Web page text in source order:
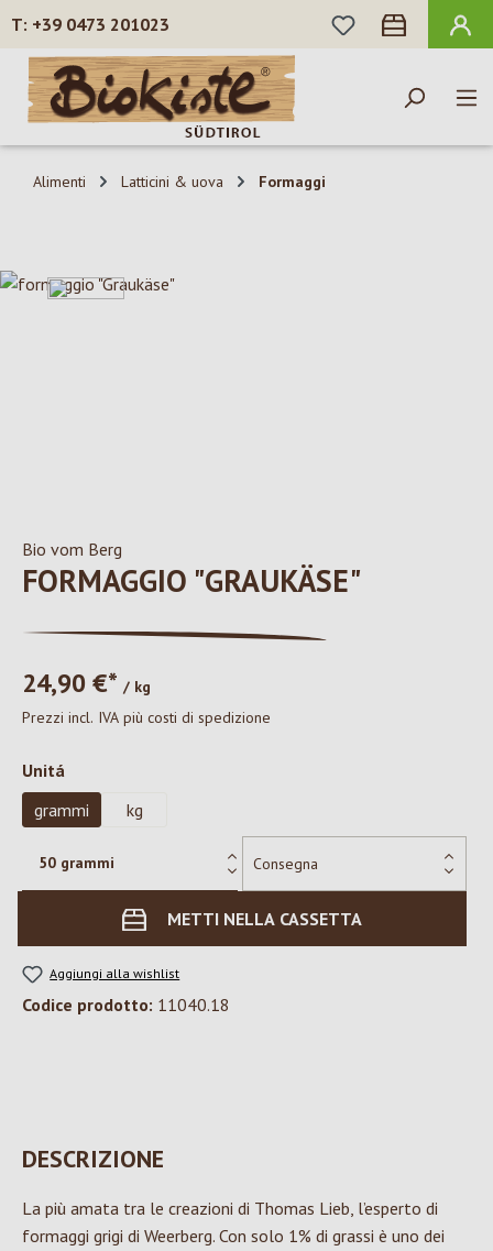
Passa al contenuto principale
+39 0473 201023
HAI 0 ARTICOLI
Alimenti Latticini & uova Formaggi
Salta la galleria di immagini
Bio vom Berg
FORMAGGIO "GRAUKÄSE"
24,90 €* / kg
Prezzi incl. IVA più costi di spedizione
Seleziona
Unitá
grammi
kg
METTI NELLA CASSETTA
Aggiungi alla wishlist
Codice prodotto: 11040.18
DESCRIZIONE
La più amata tra le creazioni di Thomas Lieb, l’esperto di
formaggi grigi di Weerberg. Con solo 1% di grassi è uno dei